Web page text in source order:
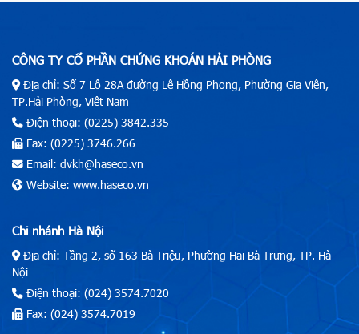
CÔNG TY CỔ PHẦN CHỨNG KHOÁN HẢI PHÒNG
Địa chỉ: Số 7 Lô 28A đường Lê Hồng Phong, Phường Gia Viên,
TP.Hải Phòng, Việt Nam
Điện thoại: (0225) 3842.335
Fax: (0225) 3746.266
Email: dvkh@haseco.vn
Website: www.haseco.vn
Chi nhánh Hà Nội
Địa chỉ: Tầng 2, số 163 Bà Triệu, Phường Hai Bà Trưng, TP. Hà
Nội
Điện thoại: (024) 3574.7020
Fax: (024) 3574.7019